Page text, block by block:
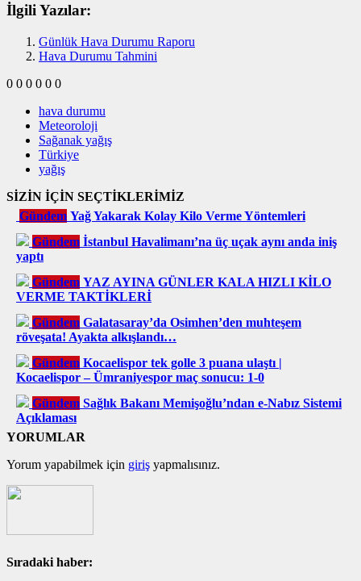
İlgili Yazılar:
Günlük Hava Durumu Raporu
Hava Durumu Tahmini
0 0 0 0 0 0
hava durumu
Meteoroloji
Sağanak yağış
Türkiye
yağış
SİZİN İÇİN SEÇTİKLERİMİZ
Gündem Yağ Yakarak Kolay Kilo Verme Yöntemleri
Gündem İstanbul Havalimanı’na üç uçak aynı anda iniş
yaptı
Gündem YAZ AYINA GÜNLER KALA HIZLI KİLO
VERME TAKTİKLERİ
Gündem Galatasaray’da Osimhen’den muhteşem
röveşata! Ayakta alkışlandı…
Gündem Kocaelispor tek golle 3 puana ulaştı |
Kocaelispor – Ümraniyespor maç sonucu: 1-0
Gündem Sağlık Bakanı Memişoğlu’ndan e-Nabız Sistemi
Açıklaması
YORUMLAR
Yorum yapabilmek için giriş yapmalısınız.
Sıradaki haber: